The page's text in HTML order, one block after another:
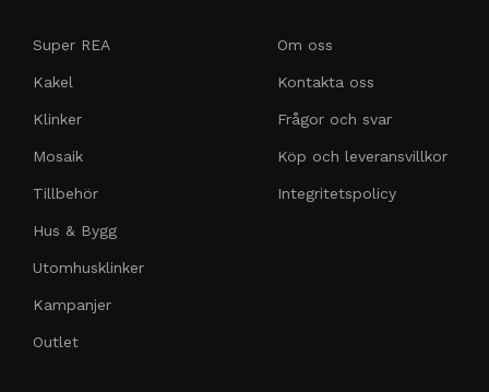
Super REA
Kakel
Klinker
Mosaik
Tillbehör
Hus & Bygg
Utomhusklinker
Kampanjer
Outlet
Om oss
Kontakta oss
Frågor och svar
Köp och leveransvillkor
Integritetspolicy